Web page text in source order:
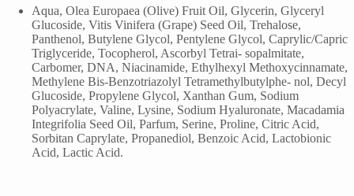
Aqua, Olea Europaea (Olive) Fruit Oil, Glycerin, Glyceryl
Glucoside, Vitis Vinifera (Grape) Seed Oil, Trehalose,
Panthenol, Butylene Glycol, Pentylene Glycol, Caprylic/Capric
Triglyceride, Tocopherol, Ascorbyl Tetrai- sopalmitate,
Carbomer, DNA, Niacinamide, Ethylhexyl Methoxycinnamate,
Methylene Bis-Benzotriazolyl Tetramethylbutylphe- nol, Decyl
Glucoside, Propylene Glycol, Xanthan Gum, Sodium
Polyacrylate, Valine, Lysine, Sodium Hyaluronate, Macadamia
Integrifolia Seed Oil, Parfum, Serine, Proline, Citric Acid,
Sorbitan Caprylate, Propanediol, Benzoic Acid, Lactobionic
Acid, Lactic Acid.